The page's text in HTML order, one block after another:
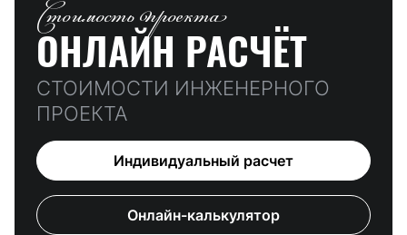
Стоимость проекта
ОНЛАЙН РАСЧЁТ
СТОИМОСТИ ИНЖЕНЕРНОГО
ПРОЕКТА
Индивидуальный расчет
Онлайн-калькулятор